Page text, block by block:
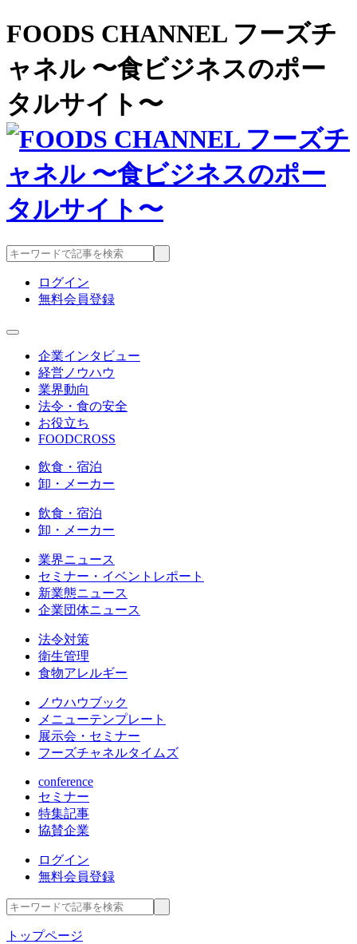
FOODS CHANNEL フーズチ
ャネル 〜食ビジネスのポー
タルサイト〜
ログイン
無料会員登録
企業インタビュー
経営ノウハウ
業界動向
法令・食の安全
お役立ち
FOODCROSS
飲食・宿泊
卸・メーカー
飲食・宿泊
卸・メーカー
業界ニュース
セミナー・イベントレポート
新業態ニュース
企業団体ニュース
法令対策
衛生管理
食物アレルギー
ノウハウブック
メニューテンプレート
展示会・セミナー
フーズチャネルタイムズ
conference
セミナー
特集記事
協賛企業
ログイン
無料会員登録
トップページ